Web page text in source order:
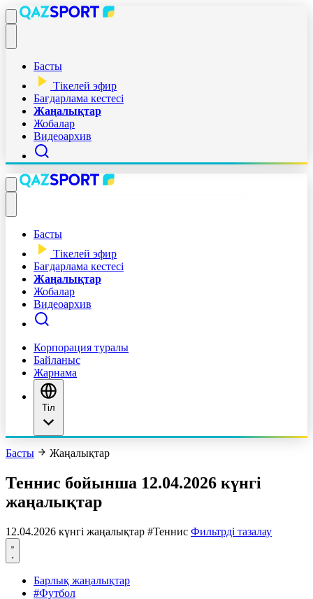
Басты
Тікелей эфир
Бағдарлама кестесі
Жаңалықтар
Жобалар
Видеоархив
Басты
Тікелей эфир
Бағдарлама кестесі
Жаңалықтар
Жобалар
Видеоархив
Корпорация туралы
Байланыс
Жарнама
Тіл
Басты Жаңалықтар
Теннис бойынша 12.04.2026 күнгі
жаңалықтар
12.04.2026 күнгі жаңалықтар #Теннис Фильтрді тазалау
Барлық жаңалықтар
#Футбол